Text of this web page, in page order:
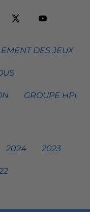
DES JEUX
GROUPE HPI
2024 2023